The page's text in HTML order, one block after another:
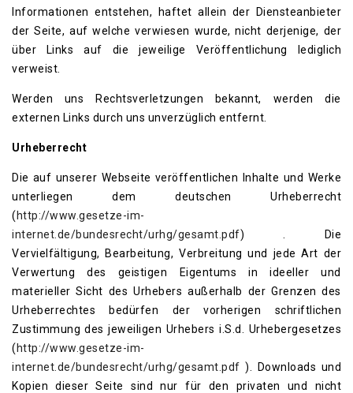
Informationen entstehen, haftet allein der Diensteanbieter
der Seite, auf welche verwiesen wurde, nicht derjenige, der
über Links auf die jeweilige Veröffentlichung lediglich
verweist.
Werden uns Rechtsverletzungen bekannt, werden die
externen Links durch uns unverzüglich entfernt.
Urheberrecht
Die auf unserer Webseite veröffentlichen Inhalte und Werke
unterliegen dem deutschen Urheberrecht
( http://www.gesetze-im-
internet.de/bundesrecht/urhg/gesamt.pdf) . Die
Vervielfältigung, Bearbeitung, Verbreitung und jede Art der
Verwertung des geistigen Eigentums in ideeller und
materieller Sicht des Urhebers außerhalb der Grenzen des
Urheberrechtes bedürfen der vorherigen schriftlichen
Zustimmung des jeweiligen Urhebers i.S.d. Urhebergesetzes
( http://www.gesetze-im-
internet.de/bundesrecht/urhg/gesamt.pdf ). Downloads und
Kopien dieser Seite sind nur für den privaten und nicht